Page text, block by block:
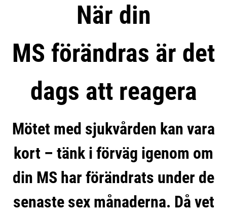
När din
MS förändras är det
dags att reagera
Mötet med sjukvården kan vara
kort – tänk i förväg igenom om
din MS har förändrats under de
senaste sex månaderna. Då vet